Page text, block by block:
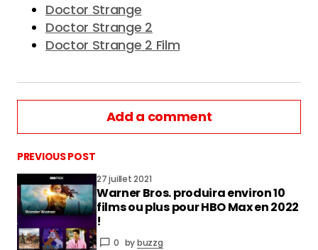
Doctor Strange
Doctor Strange 2
Doctor Strange 2 Film
Add a comment
vous connecter
PREVIOUS POST
27 juillet 2021
Warner Bros. produira environ 10
films ou plus pour HBO Max en 2022
!
0 bybuzzg